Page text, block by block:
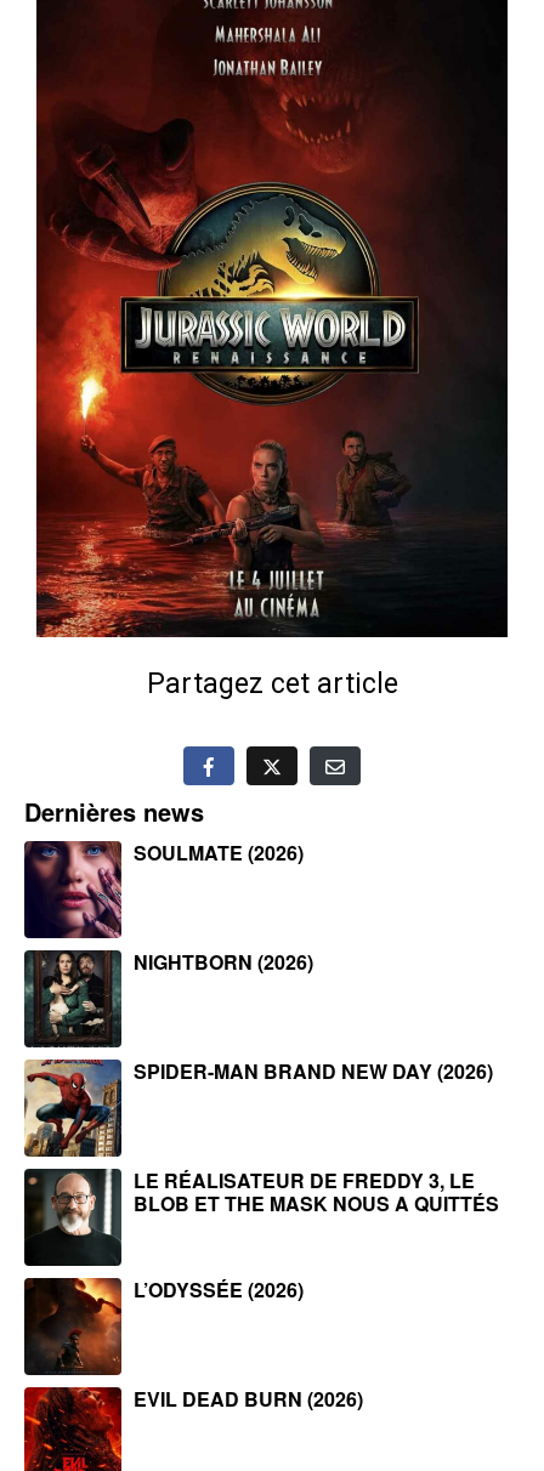
Partagez cet article
Dernières news
SOULMATE (2026)
NIGHTBORN (2026)
SPIDER-MAN BRAND NEW DAY (2026)
LE RÉALISATEUR DE FREDDY 3, LE
BLOB ET THE MASK NOUS A QUITTÉS
L’ODYSSÉE (2026)
EVIL DEAD BURN (2026)